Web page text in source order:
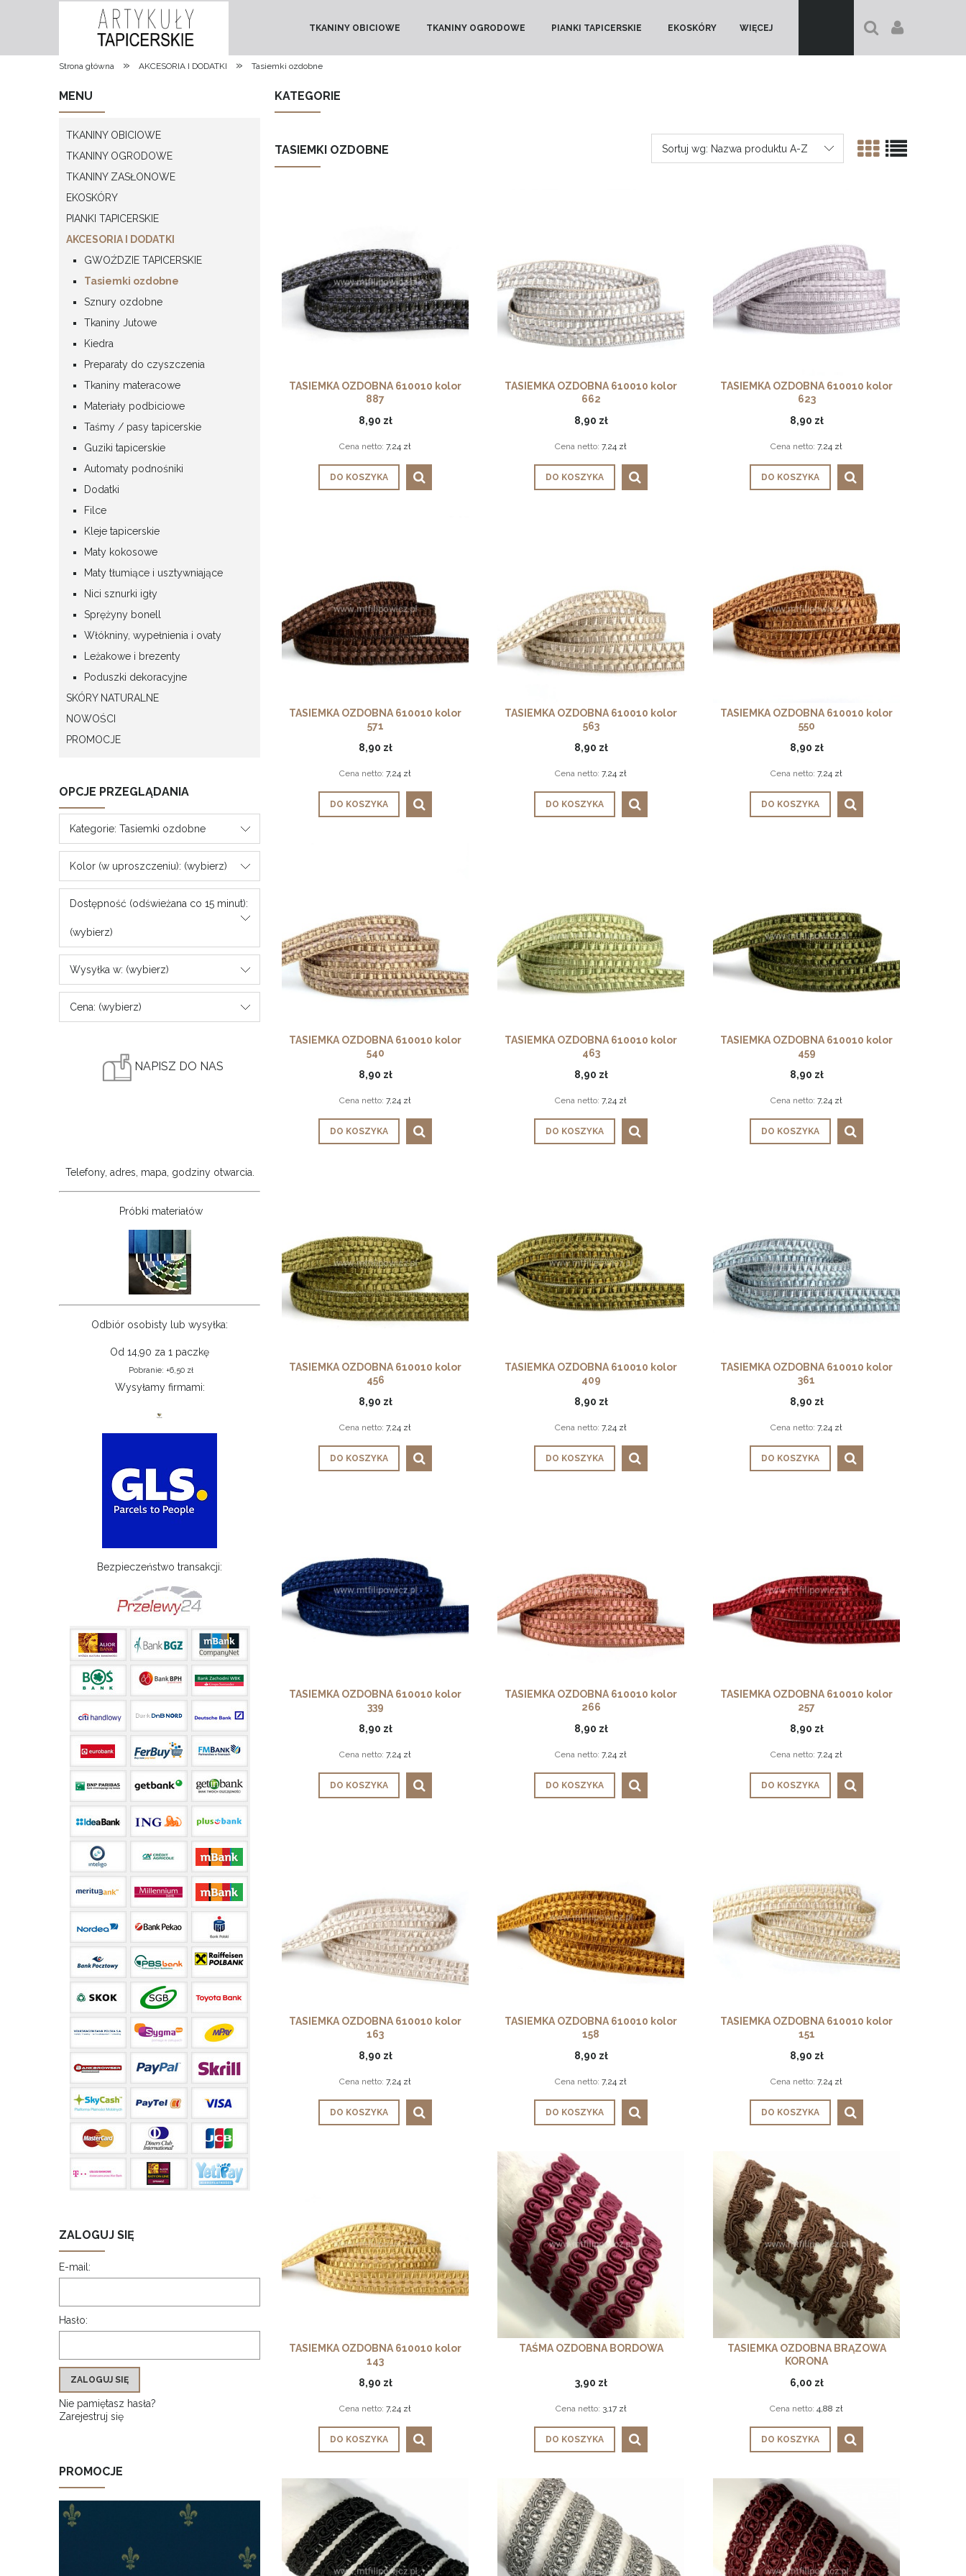
TKANINY OBICIOWE TKANINY OGRODOWE PIANKI TAPICERSKIE EKOSKÓRY WIĘCEJ
Strona główna » AKCESORIA I DODATKI » Tasiemki ozdobne
MENU
TKANINY OBICIOWE
TKANINY OGRODOWE
TKANINY ZASŁONOWE
EKOSKÓRY
PIANKI TAPICERSKIE
AKCESORIA I DODATKI
GWOŹDZIE TAPICERSKIE
Tasiemki ozdobne
Sznury ozdobne
Tkaniny Jutowe
Kiedra
Preparaty do czyszczenia
Tkaniny materacowe
Materiały podbiciowe
Taśmy / pasy tapicerskie
Guziki tapicerskie
Automaty podnośniki
Dodatki
Filce
Kleje tapicerskie
Maty kokosowe
Maty tłumiące i usztywniające
Nici sznurki igły
Sprężyny bonell
Włókniny, wypełnienia i ovaty
Leżakowe i brezenty
Poduszki dekoracyjne
SKÓRY NATURALNE
NOWOŚCI
PROMOCJE
OPCJE PRZEGLĄDANIA
Kategorie: Tasiemki ozdobne
Kolor (w uproszczeniu): (wybierz)
Dostępność (odświeżana co 15 minut):
(wybierz)
Wysyłka w: (wybierz)
Cena: (wybierz)
NAPISZ DO NAS
Telefony, adres, mapa, godziny otwarcia.
Próbki materiałów
Odbiór osobisty lub wysyłka:
Od 14,90 za 1 paczkę
Pobranie: +6,50 zł
Wysyłamy firmami:
Bezpieczeństwo transakcji:
ZALOGUJ SIĘ
E-mail:
Hasło:
ZALOGUJ SIĘ
Nie pamiętasz hasła?
Zarejestruj się
PROMOCJE
KATEGORIE
TASIEMKI OZDOBNE Sortuj wg: Nazwa produktu A-Z
TASIEMKA OZDOBNA 610010 kolor
887
8,90 zł
Cena netto: 7,24 zł
DO KOSZYKA
TASIEMKA OZDOBNA 610010 kolor
662
8,90 zł
Cena netto: 7,24 zł
DO KOSZYKA
TASIEMKA OZDOBNA 610010 kolor
623
8,90 zł
Cena netto: 7,24 zł
DO KOSZYKA
TASIEMKA OZDOBNA 610010 kolor
571
8,90 zł
Cena netto: 7,24 zł
DO KOSZYKA
TASIEMKA OZDOBNA 610010 kolor
563
8,90 zł
Cena netto: 7,24 zł
DO KOSZYKA
TASIEMKA OZDOBNA 610010 kolor
550
8,90 zł
Cena netto: 7,24 zł
DO KOSZYKA
TASIEMKA OZDOBNA 610010 kolor
540
8,90 zł
Cena netto: 7,24 zł
DO KOSZYKA
TASIEMKA OZDOBNA 610010 kolor
463
8,90 zł
Cena netto: 7,24 zł
DO KOSZYKA
TASIEMKA OZDOBNA 610010 kolor
459
8,90 zł
Cena netto: 7,24 zł
DO KOSZYKA
TASIEMKA OZDOBNA 610010 kolor
456
8,90 zł
Cena netto: 7,24 zł
DO KOSZYKA
TASIEMKA OZDOBNA 610010 kolor
409
8,90 zł
Cena netto: 7,24 zł
DO KOSZYKA
TASIEMKA OZDOBNA 610010 kolor
361
8,90 zł
Cena netto: 7,24 zł
DO KOSZYKA
TASIEMKA OZDOBNA 610010 kolor
339
8,90 zł
Cena netto: 7,24 zł
DO KOSZYKA
TASIEMKA OZDOBNA 610010 kolor
266
8,90 zł
Cena netto: 7,24 zł
DO KOSZYKA
TASIEMKA OZDOBNA 610010 kolor
257
8,90 zł
Cena netto: 7,24 zł
DO KOSZYKA
TASIEMKA OZDOBNA 610010 kolor
163
8,90 zł
Cena netto: 7,24 zł
DO KOSZYKA
TASIEMKA OZDOBNA 610010 kolor
158
8,90 zł
Cena netto: 7,24 zł
DO KOSZYKA
TASIEMKA OZDOBNA 610010 kolor
151
8,90 zł
Cena netto: 7,24 zł
DO KOSZYKA
TASIEMKA OZDOBNA 610010 kolor
143
8,90 zł
Cena netto: 7,24 zł
DO KOSZYKA
TAŚMA OZDOBNA BORDOWA
3,90 zł
Cena netto: 3,17 zł
DO KOSZYKA
TASIEMKA OZDOBNA BRĄZOWA
KORONA
6,00 zł
Cena netto: 4,88 zł
DO KOSZYKA